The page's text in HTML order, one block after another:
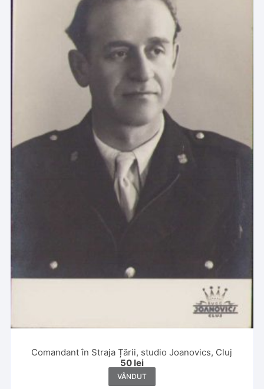
Comandant în Straja Țării, studio Joanovics, Cluj
50 lei
VÂNDUT